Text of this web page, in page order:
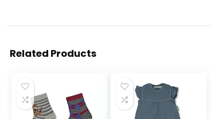
Related Products